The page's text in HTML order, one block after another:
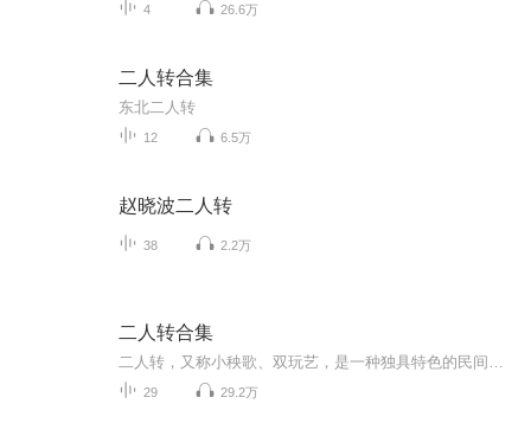
4 26.6万
二人转合集
东北二人转
12 6.5万
赵晓波二人转
38 2.2万
二人转合集
29 29.2万